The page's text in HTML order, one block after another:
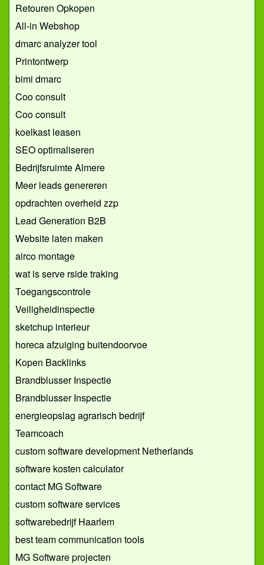
Retouren Opkopen
All-in Webshop
dmarc analyzer tool
Printontwerp
bimi dmarc
Coo consult
Coo consult
koelkast leasen
SEO optimaliseren
Bedrijfsruimte Almere
Meer leads genereren
opdrachten overheid zzp
Lead Generation B2B
Website laten maken
airco montage
wat is serve rside traking
Toegangscontrole
Veiligheidinspectie
sketchup interieur
horeca afzuiging buitendoorvoe
Kopen Backlinks
Brandblusser Inspectie
Brandblusser Inspectie
energieopslag agrarisch bedrijf
Teamcoach
custom software development Netherlands
software kosten calculator
contact MG Software
custom software services
softwarebedrijf Haarlem
best team communication tools
MG Software projecten